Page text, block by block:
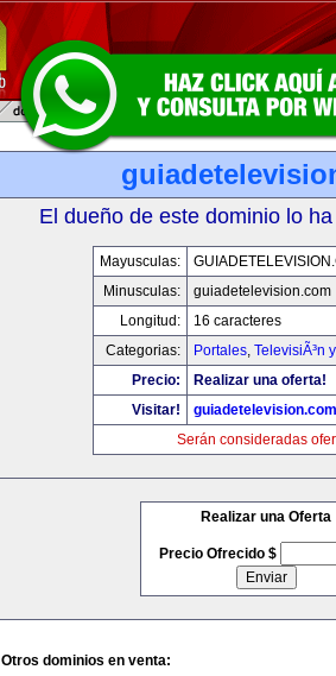
El dueño de este dominio lo
Mayusculas:
Minusculas:
guiadetelevision.com
Longitud:
16 caracteres
Categorias:
Portales, TelevisiÃ³n
Precio:
Realizar una oferta!
Visitar!
guiadetelevision.com
Serán consideradas
Realizar una Oferta
Precio Ofrecido $
Otros dominios en venta: